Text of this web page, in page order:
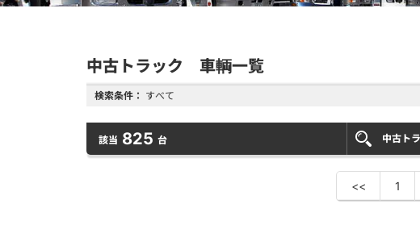
中古トラック 車輌一覧
検索条件： すべて
該当 825 台 中古ト
<< 1